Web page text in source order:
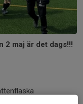
2 maj är det dags!!!